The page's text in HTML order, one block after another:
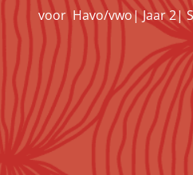
voor Havo/vwo|Jaar 2|